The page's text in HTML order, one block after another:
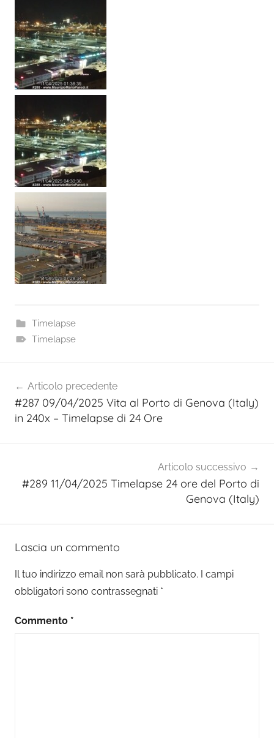
Timelapse
Timelapse
articoli
Articolo precedente
#287 09/04/2025 Vita al Porto di Genova (Italy)
in 240x – Timelapse di 24 Ore
Articolo successivo
#289 11/04/2025 Timelapse 24 ore del Porto di
Genova (Italy)
Lascia un commento
Il tuo indirizzo email non sarà pubblicato. I campi
obbligatori sono contrassegnati *
Commento *